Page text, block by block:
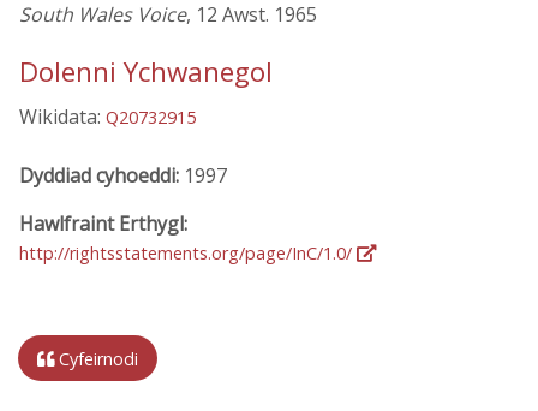
South Wales Voice, 12 Awst. 1965
Dolenni Ychwanegol
Wikidata: Q20732915
Dyddiad cyhoeddi: 1997
Hawlfraint Erthygl:
http://rightsstatements.org/page/InC/1.0/
Cyfeirnodi